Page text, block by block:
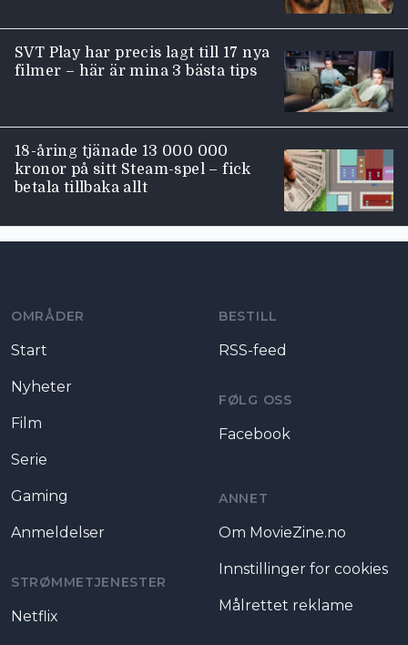
SVT Play har precis lagt till 17 nya
filmer – här är mina 3 bästa tips
18-åring tjänade 13 000 000
kronor på sitt Steam-spel – fick
betala tillbaka allt
OMRÅDER
Start
Nyheter
Film
Serie
Gaming
Anmeldelser
STRØMMETJENESTER
Netflix
BESTILL
RSS-feed
FØLG OSS
Facebook
ANNET
Om MovieZine.no
Innstillinger for cookies
Målrettet reklame